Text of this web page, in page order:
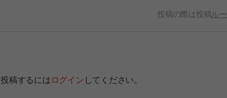
投稿の際は投稿ル
投稿するにはログイン してください。